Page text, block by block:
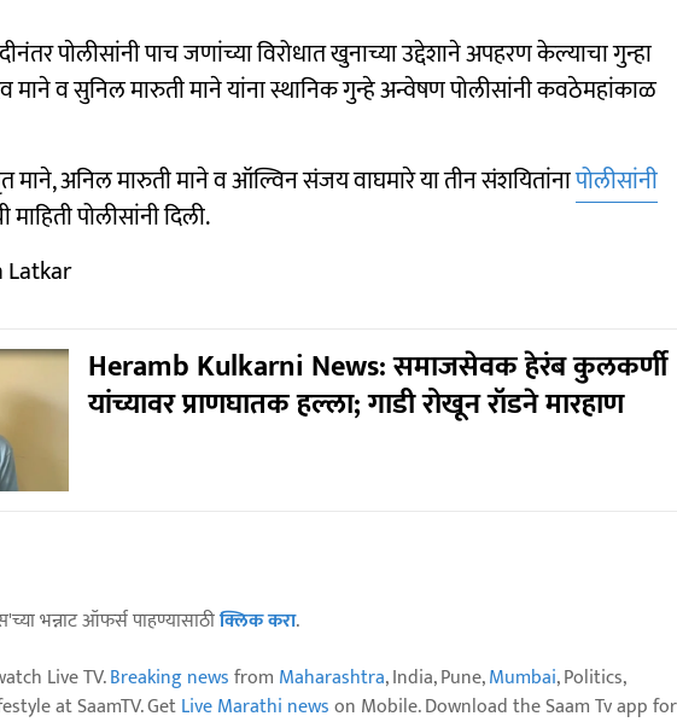
पाेलीसांनी पाच जणांच्या विरोधात खुनाच्या उद्देशाने अपहरण केल्याचा गुन्हा
व सुनिल मारुती माने यांना स्थानिक गुन्हे अन्वेषण पोलीसांनी कवठेमहांकाळ
माने, अनिल मारुती माने व ऑल्विन संजय वाघमारे या तीन संशयितांनापोलीसांनी
पोलीसांनी दिली.
Latkar
Heramb Kulkarni News: समाजसेवक हेरंब कुलकर्णी
यांच्यावर प्राणघातक हल्ला; गाडी रोखून रॉडने मारहाण
भन्नाट ऑफर्स पाहण्यासाठीक्लिक करा.
Live TV.Breaking newsfrom Maharashtra, India, Pune,Mumbai, Politics,
at SaamTV. GetLive Marathi newson Mobile. Download the Saam Tv app for